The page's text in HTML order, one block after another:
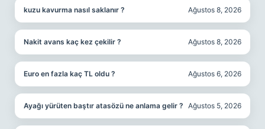
kuzu kavurma nasıl saklanır ? Ağustos 8, 2026
Nakit avans kaç kez çekilir ? Ağustos 8, 2026
Euro en fazla kaç TL oldu ? Ağustos 6, 2026
Ayağı yürüten baştır atasözü ne anlama gelir ? Ağustos 5, 2026